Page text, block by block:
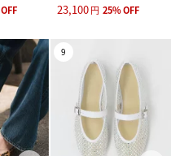
OFF 23,100円 25%OFF
9